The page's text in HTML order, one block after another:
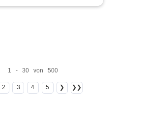
1 - 30 von 500
2 3 4 5 ❯ ❯❯